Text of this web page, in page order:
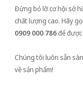
Đừng bỏ lỡ cơ hội sở
chất lượng cao. Hãy
0909 000 786để
Chúng tôi luôn sẵn
về sản phẩm!